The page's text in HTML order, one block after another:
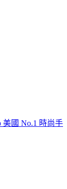
美國 No.1 時尚手